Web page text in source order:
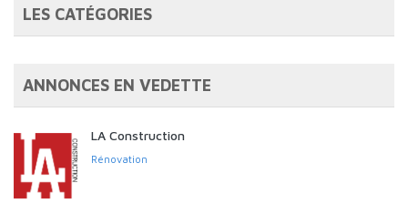
LES CATÉGORIES
ANNONCES EN VEDETTE
LA Construction
Rénovation